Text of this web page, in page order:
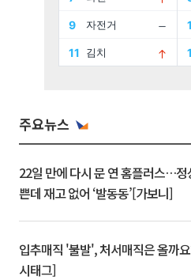
주요뉴스
22일 만에 다시 문 연 홈플러스…정
쁜데 재고 없어 ‘발동동’[가보니]
입추매직 '불발', 처서매직은 올까
시태그]